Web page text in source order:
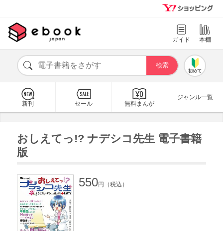
ガイド 本棚
初めて
新刊 セール 無料まんが
ジャンル一覧
おしえてっ!? ナデシコ先生 電子書籍
版
550円（税込）